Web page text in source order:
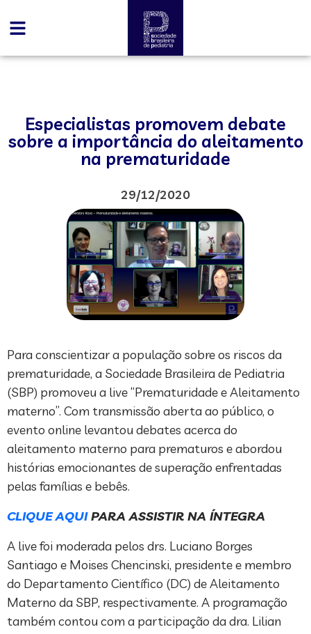
Especialistas promovem debate
sobre a importância do aleitamento
na prematuridade
29/12/2020
Para conscientizar a população sobre os riscos da
prematuridade, a Sociedade Brasileira de Pediatria
(SBP) promoveu a live “Prematuridade e Aleitamento
materno”. Com transmissão aberta ao público, o
evento online levantou debates acerca do
aleitamento materno para prematuros e abordou
histórias emocionantes de superação enfrentadas
pelas famílias e bebês.
CLIQUE AQUIPARA ASSISTIR NA ÍNTEGRA
A live foi moderada pelos drs. Luciano Borges
Santiago e Moises Chencinski, presidente e membro
do Departamento Científico (DC) de Aleitamento
Materno da SBP, respectivamente. A programação
também contou com a participação da dra. Lilian